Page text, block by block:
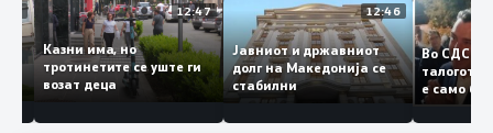
12:50
и
12:47
Казни има, но
тротинетите се уште ги
возат деца
12:46
Јавниот и државниот
долг на Македонија се
стабилни
Во
е само
копија
Заев